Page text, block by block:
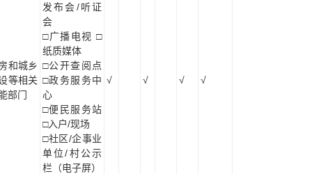
和城乡
等相关
部门
发布会/听证
会
□广播电视 □
纸质媒体
□公开查阅点
□政务服务中
心
□便民服务站
□入户/现场
□社区/企事业
单位/村公示
栏（电子屏）
√ √ √ √